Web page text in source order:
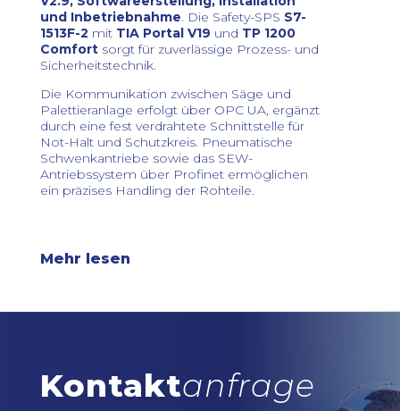
und Inbetriebnahme. Die Safety-SPS S7-
1513F-2 mit TIA Portal V19 und TP 1200
Comfortsorgt für zuverlässige Prozess- und
Sicherheitstechnik.
Die Kommunikation zwischen Säge und
Palettieranlage erfolgt über OPC UA, ergänzt
durch eine fest verdrahtete Schnittstelle für
Not-Halt und Schutzkreis. Pneumatische
Schwenkantriebe sowie das SEW-
Antriebssystem über Profinet ermöglichen
ein präzises Handling der Rohteile.
Mehr lesen
Kontaktanfrage